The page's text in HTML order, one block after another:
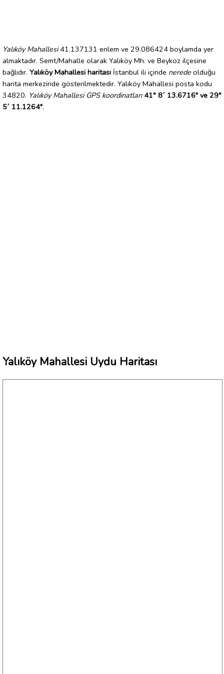
Yalıköy Mahallesi41.137131 enlem ve 29.086424 boylamda yer
almaktadır. Semt/Mahalle olarak Yalıköy Mh. ve Beykoz ilçesine
bağlıdır. Yalıköy Mahallesi haritası İstanbul ili içinde nerede olduğu
harita merkezinde gösterilmektedir. Yalıköy Mahallesi posta kodu
34820. Yalıköy Mahallesi GPS koordinatları 41° 8´ 13.6716" ve 29°
5´ 11.1264".
Yalıköy Mahallesi Uydu Haritası